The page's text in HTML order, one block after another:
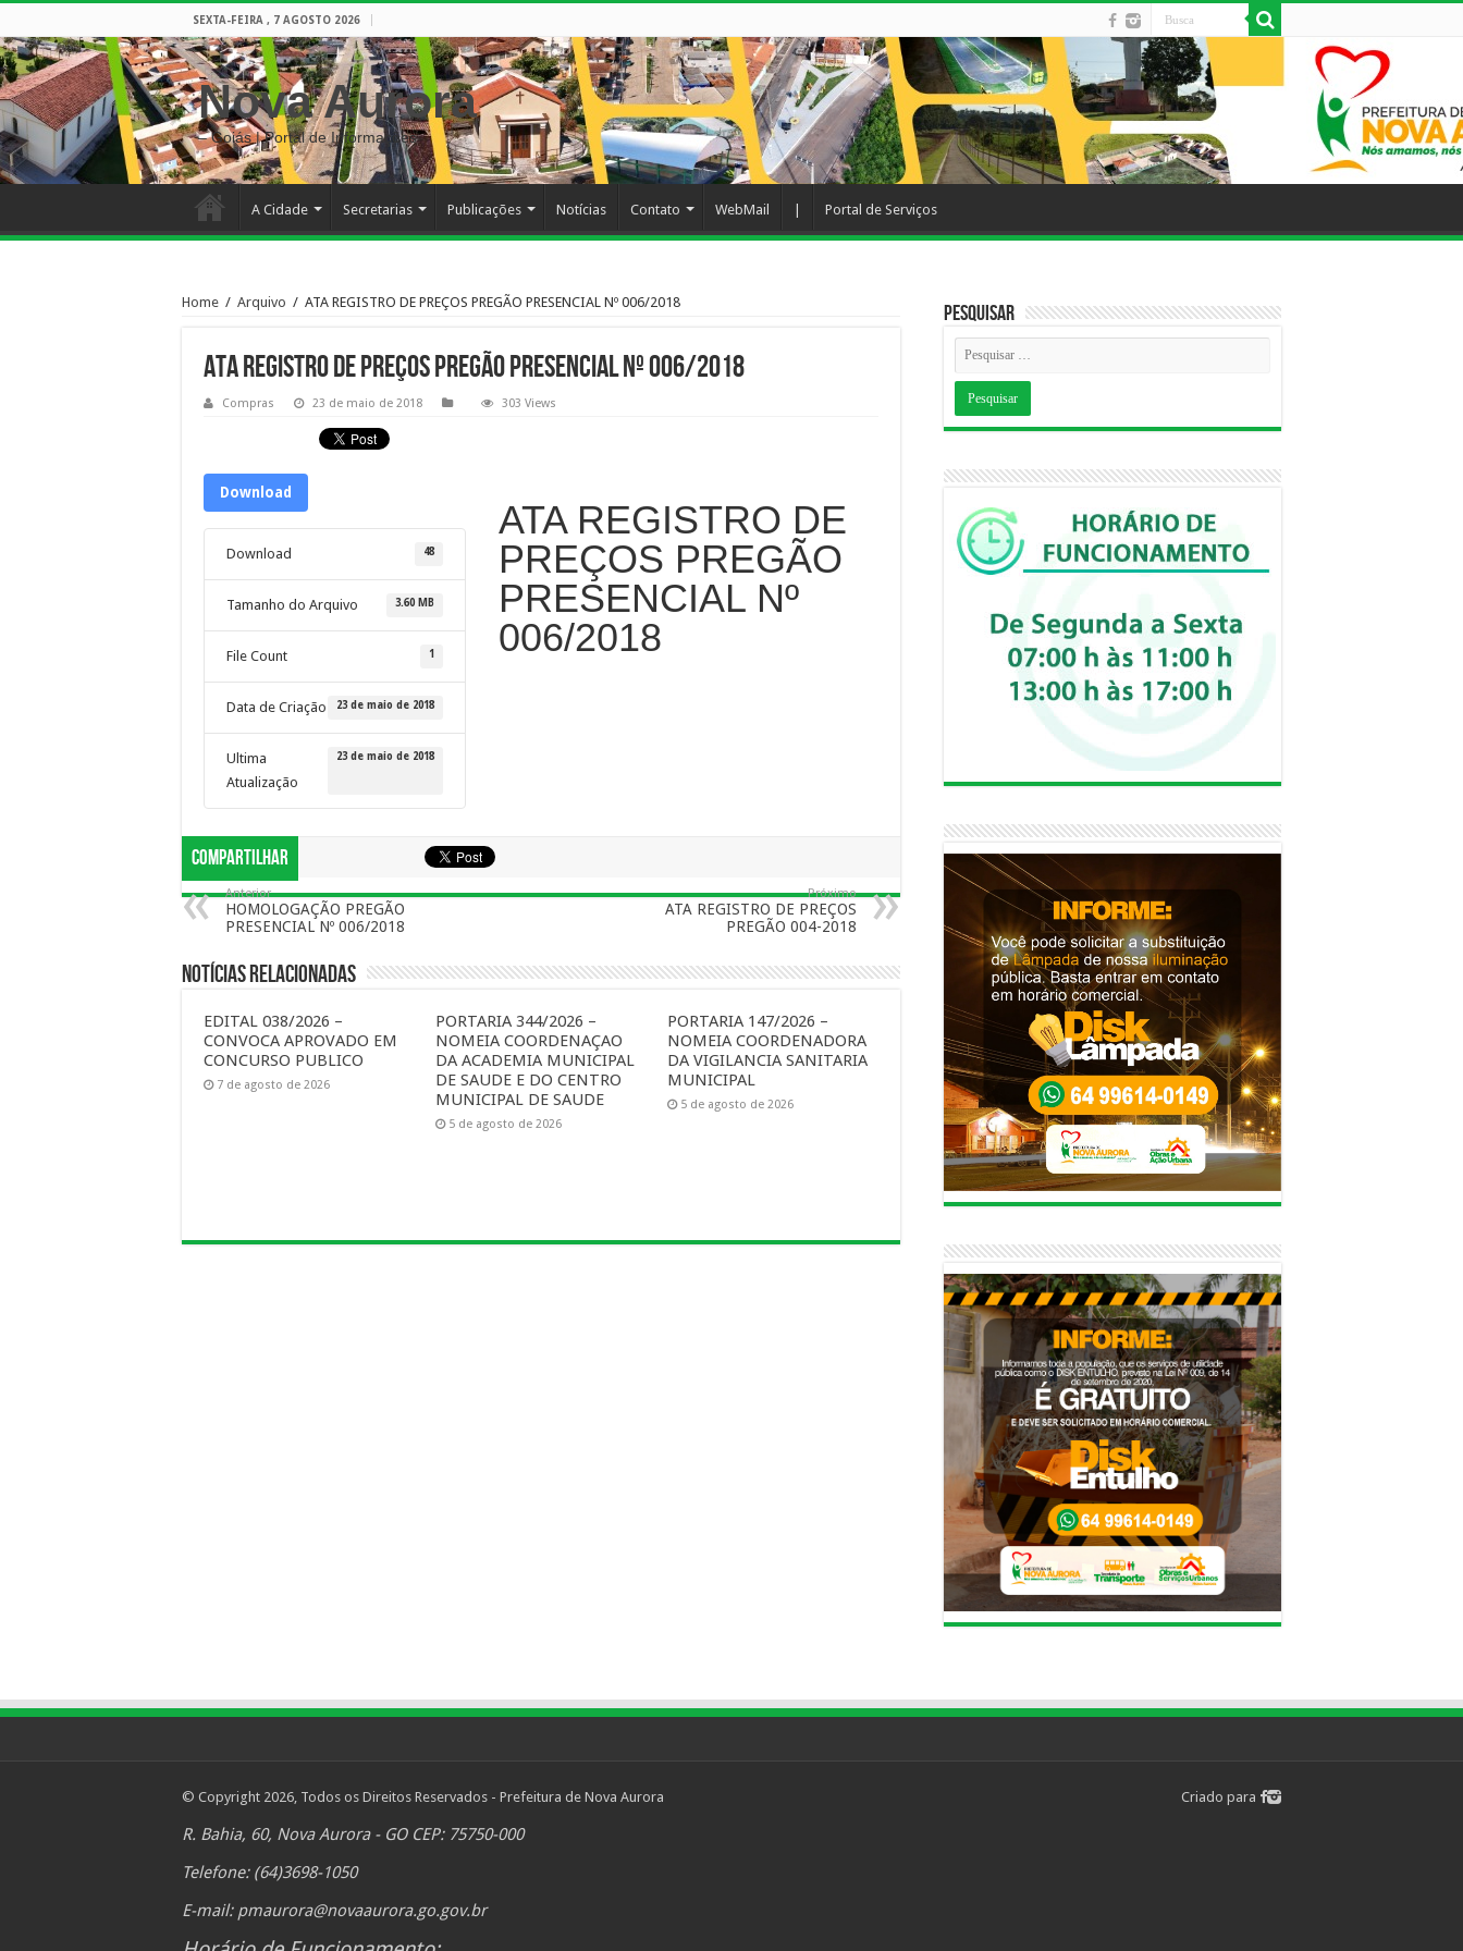
SEXTA-FEIRA , 7 AGOSTO 2026
Nova Aurora
– Goiás | Portal de Informações
A Cidade Secretarias Publicações Notícias Contato WebMail Portal de Serviços
Home / Arquivo / ATA REGISTRO DE PREÇOS PREGÃO PRESENCIAL Nº 006/2018
ATA REGISTRO DE PREÇOS PREGÃO PRESENCIAL Nº 006/2018
Compras 23 de maio de 2018 303 Views
Download
Download 48
Tamanho do Arquivo 3.60 MB
File Count 1
Data de Criação 23 de maio de 2018
Ultima
Atualização
23 de maio de 2018
ATA REGISTRO DE
PREÇOS PREGÃO
PRESENCIAL Nº
006/2018
Compartilhar
Anterior
HOMOLOGAÇÃO PREGÃO
PRESENCIAL Nº 006/2018
Próximo
ATA REGISTRO DE PREÇOS
PREGÃO 004-2018
Notícias Relacionadas
EDITAL 038/2026 –
CONVOCA APROVADO EM
CONCURSO PUBLICO
7 de agosto de 2026
PORTARIA 344/2026 –
NOMEIA COORDENAÇAO
DA ACADEMIA MUNICIPAL
DE SAUDE E DO CENTRO
MUNICIPAL DE SAUDE
5 de agosto de 2026
PORTARIA 147/2026 –
NOMEIA COORDENADORA
DA VIGILANCIA SANITARIA
MUNICIPAL
5 de agosto de 2026
Pesquisar
Criado para
© Copyright 2026, Todos os Direitos Reservados - Prefeitura de Nova Aurora
R. Bahia, 60, Nova Aurora - GO CEP: 75750-000
Telefone: (64)3698-1050
E-mail: pmaurora@novaaurora.go.gov.br